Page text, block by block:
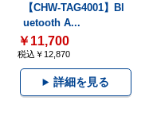
【CHW-TAG4001】Bl
uetooth A...
￥11,700
税込￥12,870
詳細を見る